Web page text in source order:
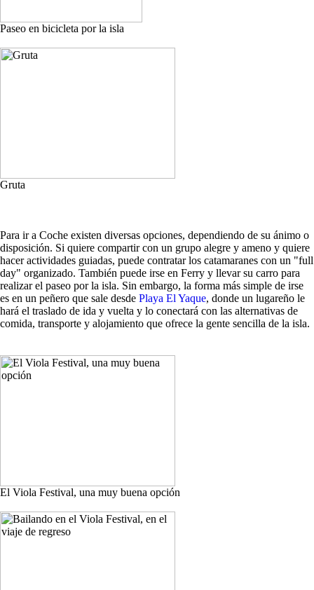
Paseo en bicicleta por la isla
Gruta
Para ir a Coche existen diversas opciones, dependiendo de su ánimo o
disposición. Si quiere compartir con un grupo alegre y ameno y quiere
hacer actividades guiadas, puede contratar los catamaranes con un "full
day" organizado. También puede irse en Ferry y llevar su carro para
realizar el paseo por la isla. Sin embargo, la forma más simple de irse
es en un peñero que sale desde Playa El Yaque, donde un lugareño le
hará el traslado de ida y vuelta y lo conectará con las alternativas de
comida, transporte y alojamiento que ofrece la gente sencilla de la isla.
El Viola Festival, una muy buena opción